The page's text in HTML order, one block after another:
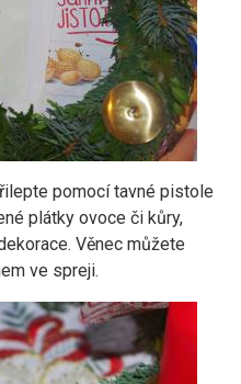
pomocí tavné pistole
plátky ovoce či kůry,
Věnec můžete
ve spreji.